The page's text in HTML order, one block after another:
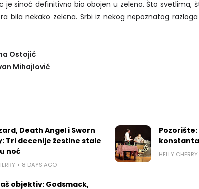
je sinoć definitivno bio obojen u zeleno. Što svetlima,
bila nekako zelena. Srbi iz nekog nepoznatog
Ostojić
Mihajlović
Death Angel i Sworn
Tri decenije žestine stale
noć
8 DAYS AGO
Pozorište:
konstanta
HELLY CHERRY
objektiv: Godsmack,